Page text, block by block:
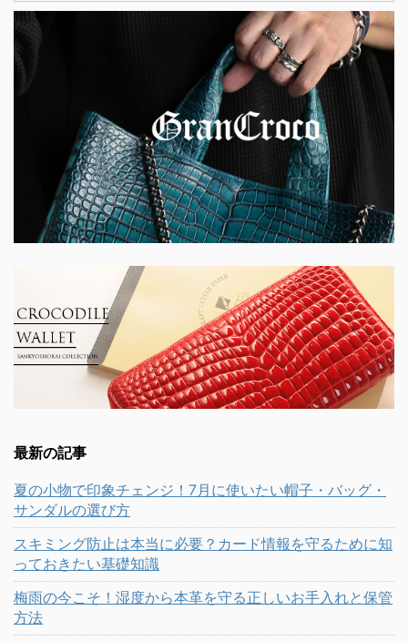
最新の記事
夏の小物で印象チェンジ！7月に使いたい帽子・バッグ・
サンダルの選び方
スキミング防止は本当に必要？カード情報を守るために知
っておきたい基礎知識
梅雨の今こそ！湿度から本革を守る正しいお手入れと保管
方法